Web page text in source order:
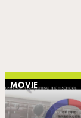
MOVIE